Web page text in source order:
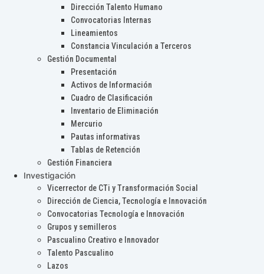
Dirección Talento Humano
Convocatorias Internas
Lineamientos
Constancia Vinculación a Terceros
Gestión Documental
Presentación
Activos de Información
Cuadro de Clasificación
Inventario de Eliminación
Mercurio
Pautas informativas
Tablas de Retención
Gestión Financiera
Investigación
Vicerrector de CTi y Transformación Social
Dirección de Ciencia, Tecnología e Innovación
Convocatorias Tecnología e Innovación
Grupos y semilleros
Pascualino Creativo e Innovador
Talento Pascualino
Lazos